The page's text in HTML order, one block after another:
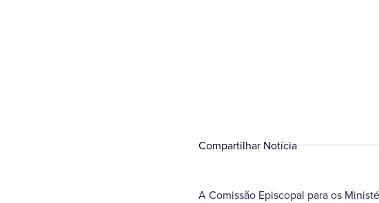
Compartilhar Notícia
A Comissão Episcopal para os